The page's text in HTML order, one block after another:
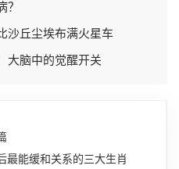
沙丘尘埃布满火星车
大脑中的觉醒开关
最能缓和关系的三大生肖